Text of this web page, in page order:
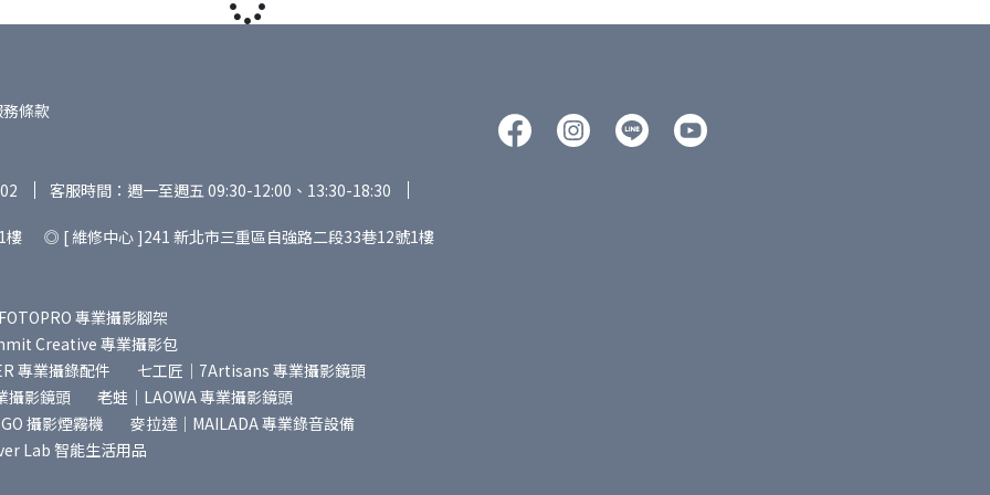
條款
客服時間：週一至週五 09:30-12:00、13:30-18:30
樓 ◎ [ 維修中心 ]241 新北市三重區自強路二段33巷12號1樓
專業攝影腳架
Creative 專業攝影包
專業攝錄配件
七工匠｜7Artisans 專業攝影鏡頭
攝影鏡頭
老蛙｜LAOWA 專業攝影鏡頭
攝影煙霧機
麥拉達｜MAILADA 專業錄音設備
Lab 智能生活用品